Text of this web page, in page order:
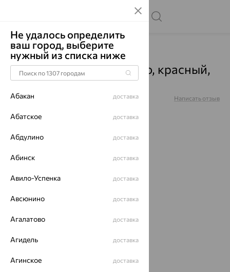
Главная Каталог Аксессуары для часов
Браслет д/часов, золото, красный,
50057
Артикул: Написать отзыв
Не удалось определить
ваш город, выберите
нужный из списка ниже
Абакан доставка
Абатское доставка
Абдулино доставка
Абинск доставка
Авило-Успенка доставка
Авсюнино доставка
Агалатово доставка
Агидель доставка
Агинское доставка